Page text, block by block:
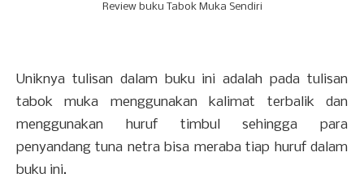
Review buku Tabok Muka Sendiri
Uniknya tulisan dalam buku ini adalah pada tulisan
tabok muka menggunakan kalimat terbalik dan
menggunakan huruf timbul sehingga para
penyandang tuna netra bisa meraba tiap huruf dalam
buku ini.